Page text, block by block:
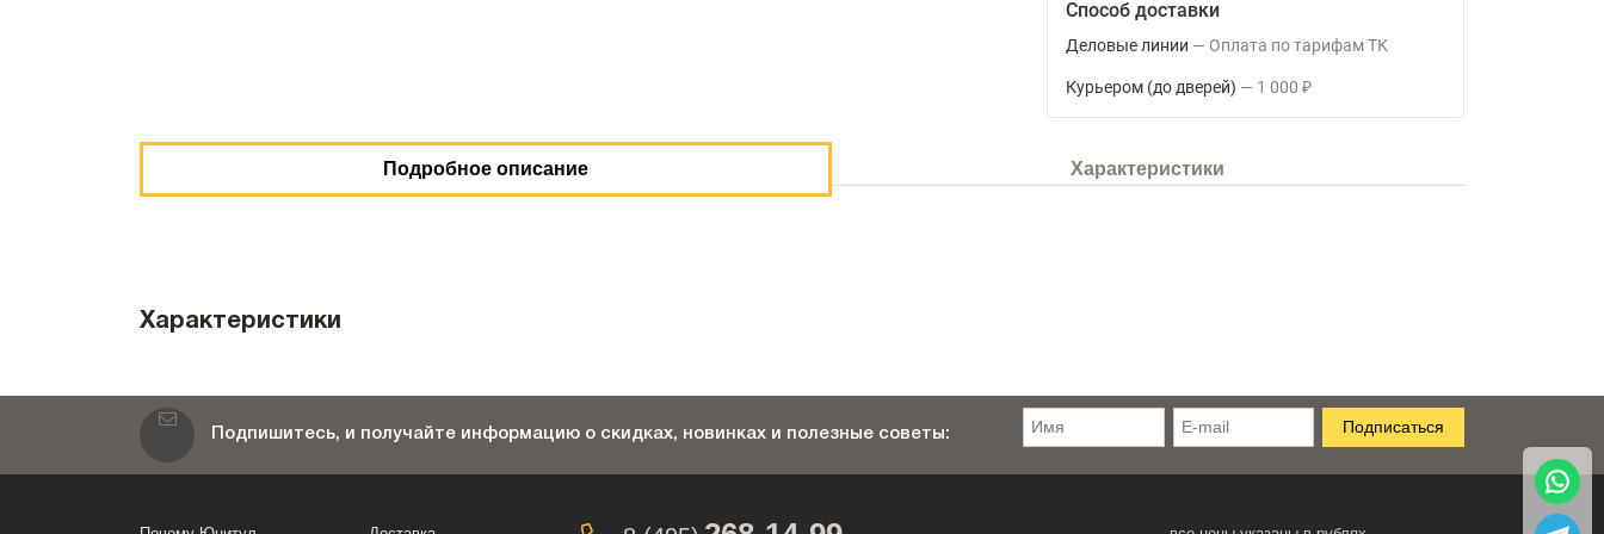
Способ доставки
Деловые линии Оплата по тарифам ТК
Курьером (до дверей) 1 000 ₽
Подробное описание Характеристики
Характеристики
Подпишитесь, и получайте информацию о скидках, новинках и полезные советы: